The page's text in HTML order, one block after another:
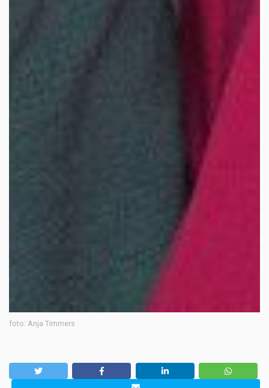
foto: Anja Timmers